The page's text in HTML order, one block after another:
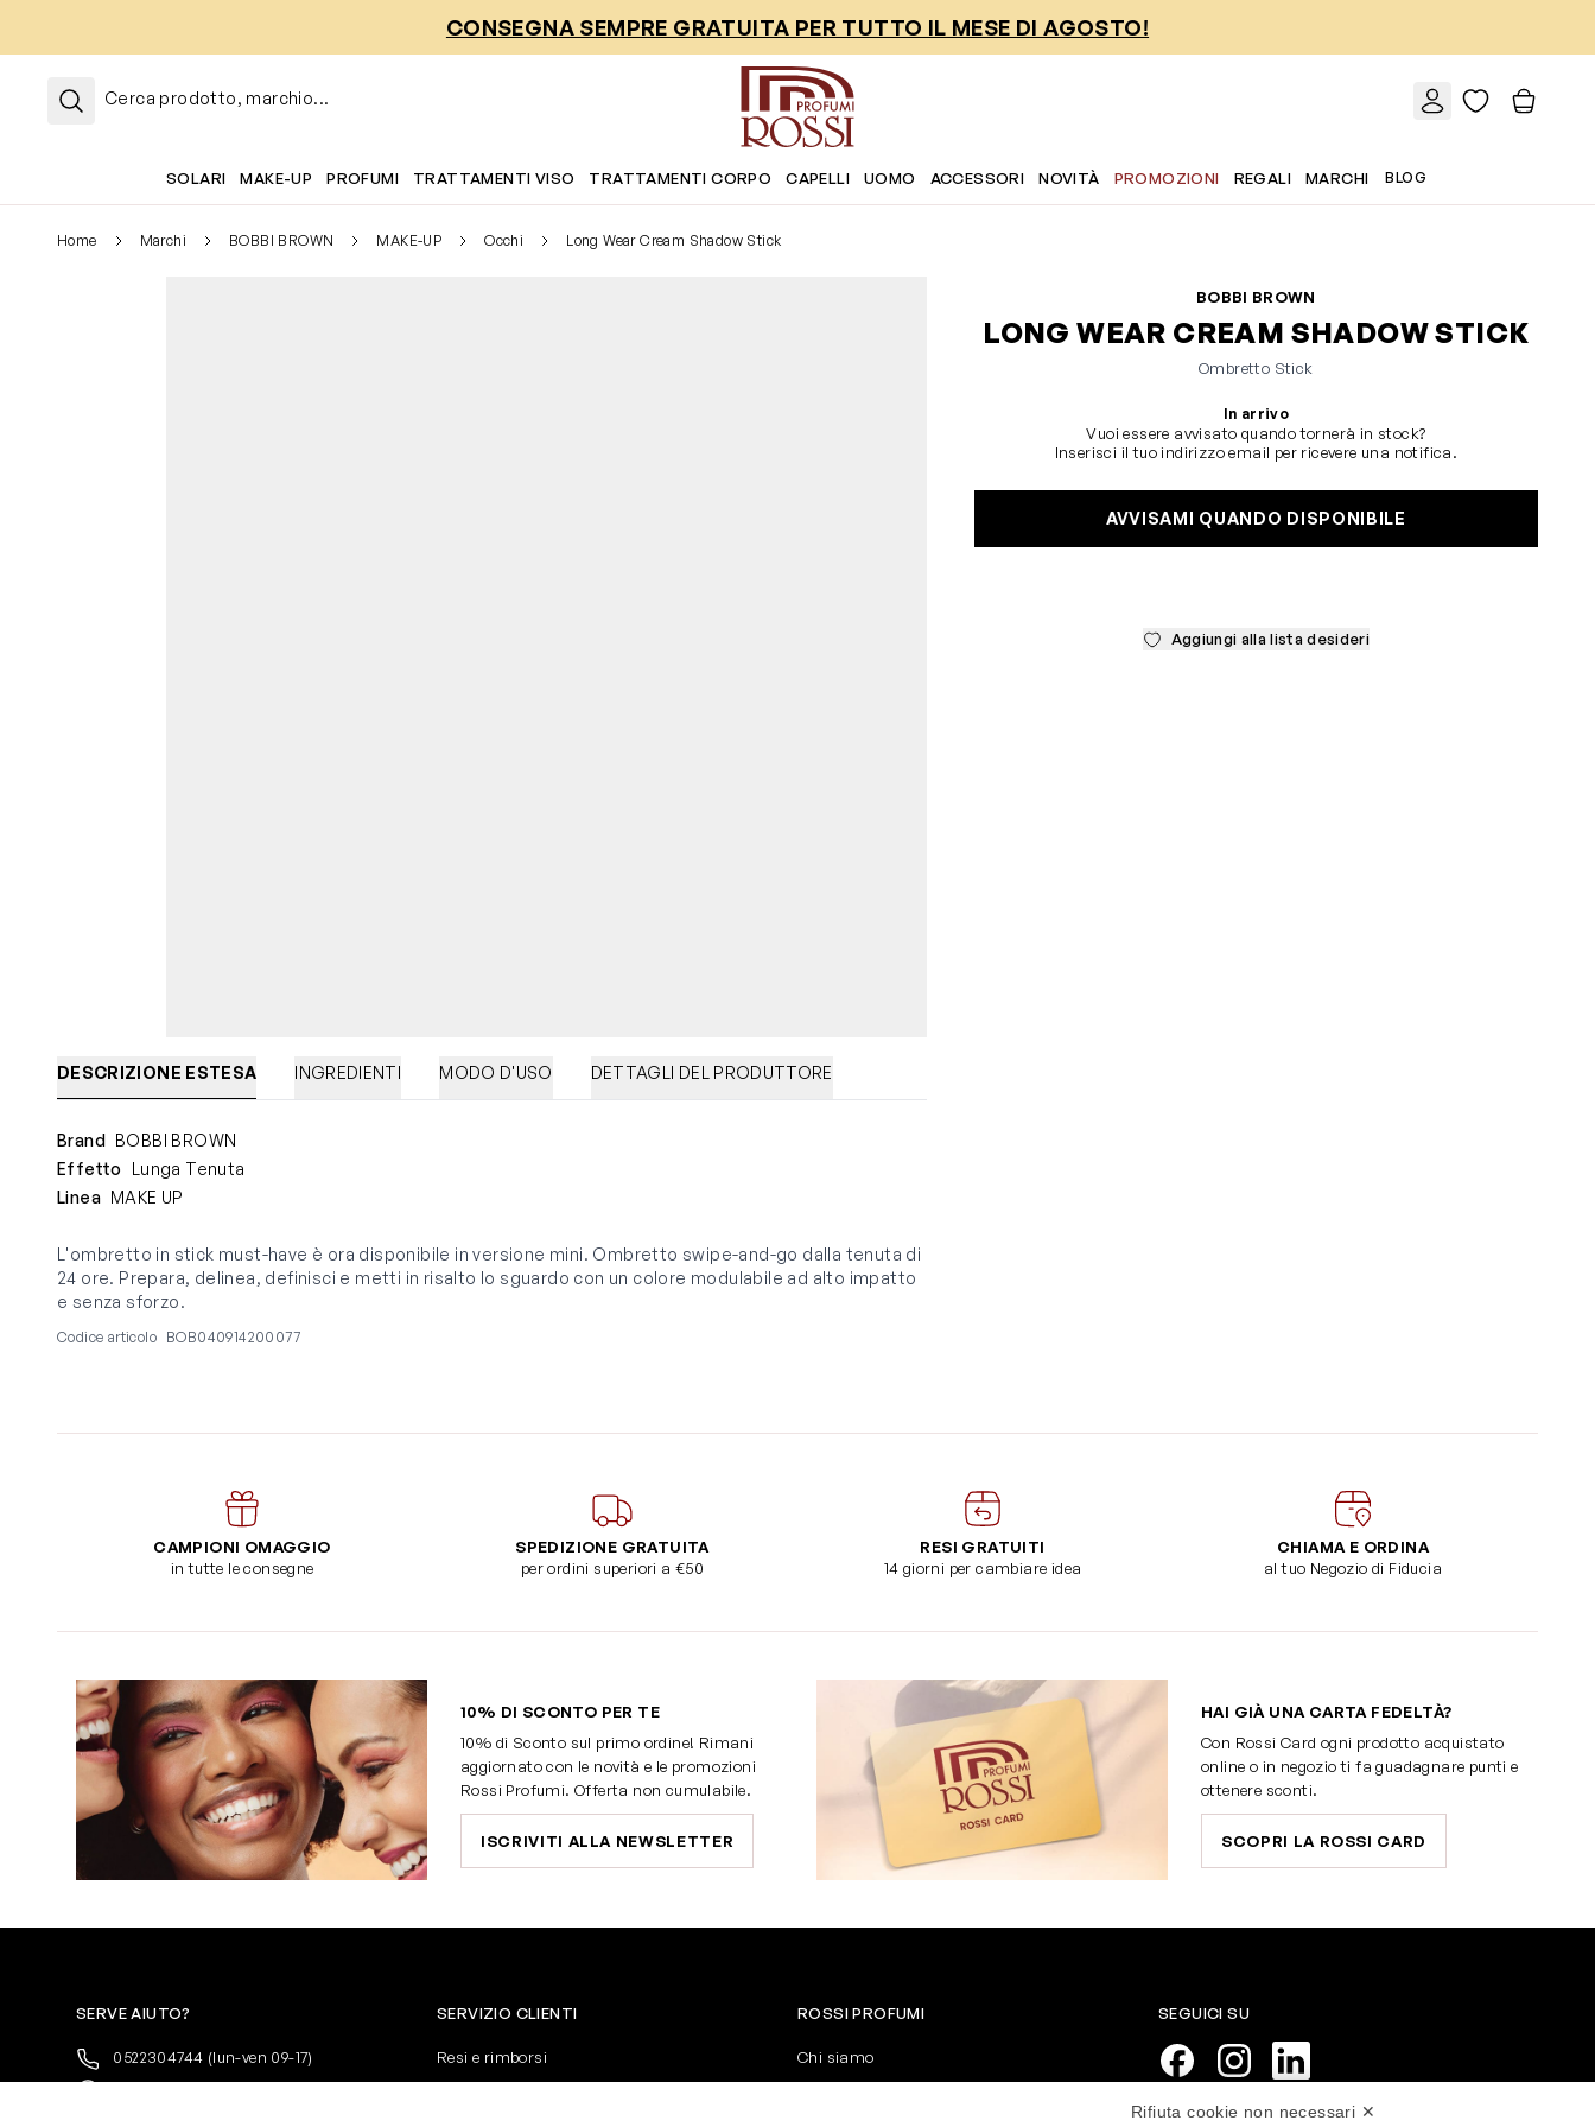
CONSEGNA SEMPRE GRATUITA PER TUTTO IL MESE DI AGOSTO!
Cerca prodotto, marchio...
SOLARI MAKE-UP PROFUMI TRATTAMENTI VISO TRATTAMENTI CORPO CAPELLI UOMO ACCESSORI NOVITÀ PROMOZIONI REGALI MARCHI BLOG
Home Marchi BOBBI BROWN MAKE-UP Occhi Long Wear Cream Shadow Stick
BOBBI BROWN
LONG WEAR CREAM SHADOW STICK
Ombretto Stick
In arrivo
Vuoi essere avvisato quando tornerà in stock?
Inserisci il tuo indirizzo email per ricevere una notifica.
AVVISAMI QUANDO DISPONIBILE
Aggiungi alla lista desideri
DESCRIZIONE ESTESA INGREDIENTI MODO D'USO DETTAGLI DEL PRODUTTORE
Brand BOBBI BROWN
Effetto
Lunga Tenuta
Linea MAKE UP
L'ombretto in stick must-have è ora disponibile in versione mini. Ombretto swipe-and-go dalla tenuta di
24 ore. Prepara, delinea, definisci e metti in risalto lo sguardo con un colore modulabile ad alto impatto
e senza sforzo.
Codice articolo BOB040914200077
CAMPIONI OMAGGIO
in tutte le consegne
SPEDIZIONE GRATUITA
per ordini superiori a €50
RESI GRATUITI
14 giorni per cambiare idea
CHIAMA E ORDINA
al tuo Negozio di Fiducia
10% DI SCONTO PER TE
10% di Sconto sul primo ordine! Rimani
aggiornato con le novità e le promozioni
Rossi Profumi. Offerta non cumulabile.
ISCRIVITI ALLA NEWSLETTER
HAI GIÀ UNA CARTA FEDELTÀ?
Con Rossi Card ogni prodotto acquistato
online o in negozio ti fa guadagnare punti e
ottenere sconti.
SCOPRI LA ROSSI CARD
SERVE AIUTO?
0522304744 (lun-ven 09-17)
+39 3346440838
SEGUICI SU
SERVIZIO CLIENTI
Resi e rimborsi
Pagamenti
ROSSI PROFUMI
Chi siamo
Contattaci
Rifiuta cookie non necessari ✕